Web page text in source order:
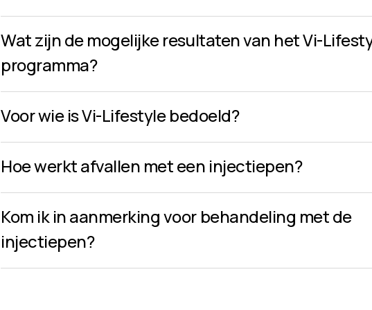
Wat zijn de mogelijke resultaten van het Vi-
programma?
Voor wie is Vi-Lifestyle bedoeld?
Hoe werkt afvallen met een injectiepen?
Kom ik in aanmerking voor behandeling met de
injectiepen?